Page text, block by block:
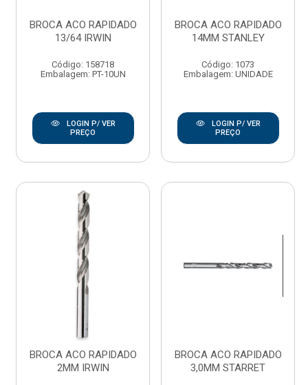
BROCA ACO RAPIDADO
13/64 IRWIN
Código: 158718
Embalagem: PT-10UN
LOGIN P/ VER
PREÇO
BROCA ACO RAPIDADO
14MM STANLEY
Código: 1073
Embalagem: UNIDADE
LOGIN P/ VER
PREÇO
BROCA ACO RAPIDADO
2MM IRWIN
BROCA ACO RAPIDADO
3,0MM STARRET